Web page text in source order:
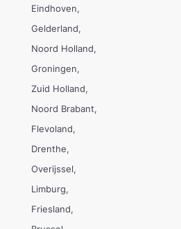
Eindhoven
Gelderland
Noord Holland
Groningen
Zuid Holland
Noord Brabant
Flevoland
Drenthe
Overijssel
Limburg
Friesland